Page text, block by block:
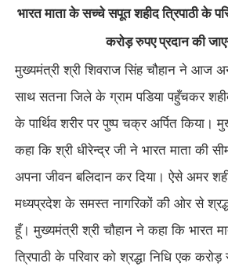
भारत माता के सच्चे सपूत शहीद त्रिपाठी के
करोड़ रुपए प्रदान की
मुख्यमंत्री श्री शिवराज सिंह चौहान ने आज
साथ सतना जिले के ग्राम पडिया पहुँचकर शहीद
के पार्थिव शरीर पर पुष्प चक्र अर्पित किया।
कहा कि श्री धीरेन्द्र जी ने भारत माता की
अपना जीवन बलिदान कर दिया। ऐसे अमर
मध्यप्रदेश के समस्त नागरिकों की ओर से
हूँ। मुख्यमंत्री श्री चौहान ने कहा कि भारत
त्रिपाठी के परिवार को श्रद्धा निधि एक